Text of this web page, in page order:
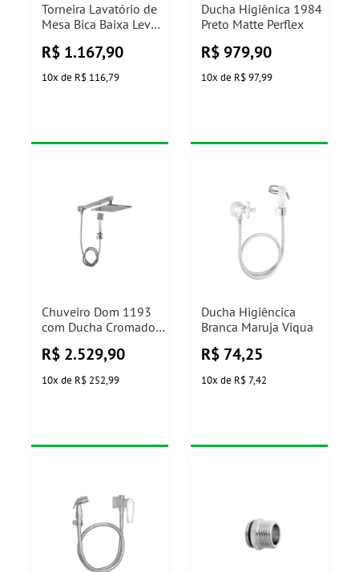
Torneira Lavatório de
Mesa Bica Baixa Level
R$ 1.167,90
10x de R$ 116,79
Ducha Higiênica 1984
Preto Matte Perflex
R$ 979,90
10x de R$ 97,99
Chuveiro Dom 1193
com Ducha Cromado
R$ 2.529,90
10x de R$ 252,99
Ducha Higiêncica
Branca Maruja Viqua
R$ 74,25
10x de R$ 7,42